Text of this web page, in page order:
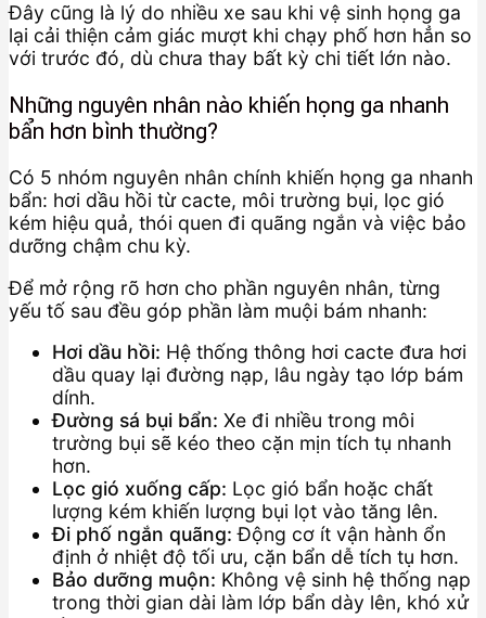
Đây cũng là lý do nhiều xe sau khi vệ sinh họng ga
lại cải thiện cảm giác mượt khi chạy phố hơn hẳn so
với trước đó, dù chưa thay bất kỳ chi tiết lớn nào.
Những nguyên nhân nào khiến họng ga nhanh
bẩn hơn bình thường?
Có 5 nhóm nguyên nhân chính khiến họng ga nhanh
bẩn: hơi dầu hồi từ cacte, môi trường bụi, lọc gió
kém hiệu quả, thói quen đi quãng ngắn và việc bảo
dưỡng chậm chu kỳ.
Để mở rộng rõ hơn cho phần nguyên nhân, từng
yếu tố sau đều góp phần làm muội bám nhanh:
Hơi dầu hồi: Hệ thống thông hơi cacte đưa hơi
dầu quay lại đường nạp, lâu ngày tạo lớp bám
dính.
Đường sá bụi bẩn: Xe đi nhiều trong môi
trường bụi sẽ kéo theo cặn mịn tích tụ nhanh
hơn.
Lọc gió xuống cấp: Lọc gió bẩn hoặc chất
lượng kém khiến lượng bụi lọt vào tăng lên.
Đi phố ngắn quãng: Động cơ ít vận hành ổn
định ở nhiệt độ tối ưu, cặn bẩn dễ tích tụ hơn.
Bảo dưỡng muộn: Không vệ sinh hệ thống nạp
trong thời gian dài làm lớp bẩn dày lên, khó xử